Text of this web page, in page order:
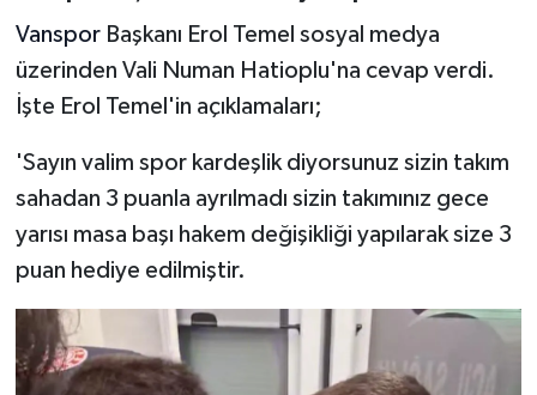
Vanspor Başkanı Erol Temel sosyal medya
üzerinden Vali Numan Hatioplu'na cevap verdi.
İşte Erol Temel'in açıklamaları;
'Sayın valim spor kardeşlik diyorsunuz sizin takım
sahadan 3 puanla ayrılmadı sizin takımınız gece
yarısı masa başı hakem değişikliği yapılarak size 3
puan hediye edilmiştir.